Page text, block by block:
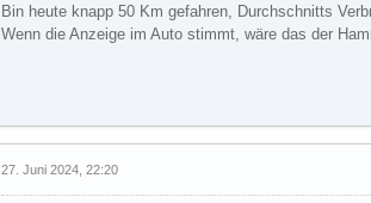
Bin heute knapp 50 Km gefahren, Durchschnitts
Wenn die Anzeige im Auto stimmt, wäre das der
27. Juni 2024, 22:20